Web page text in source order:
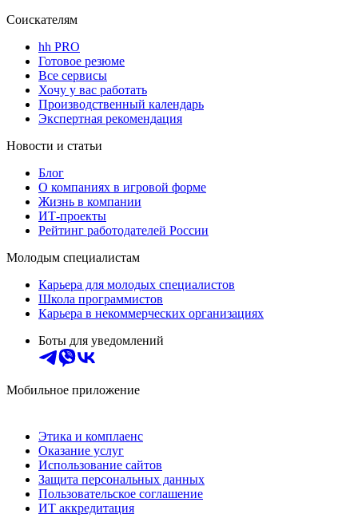
Соискателям
hh PRO
Готовое резюме
Все сервисы
Хочу у вас работать
Производственный календарь
Экспертная рекомендация
Новости и статьи
Блог
О компаниях в игровой форме
Жизнь в компании
ИТ-проекты
Рейтинг работодателей России
Молодым специалистам
Карьера для молодых специалистов
Школа программистов
Карьера в некоммерческих организациях
Боты для уведомлений
Мобильное приложение
Этика и комплаенс
Оказание услуг
Использование сайтов
Защита персональных данных
Пользовательское соглашение
ИТ аккредитация